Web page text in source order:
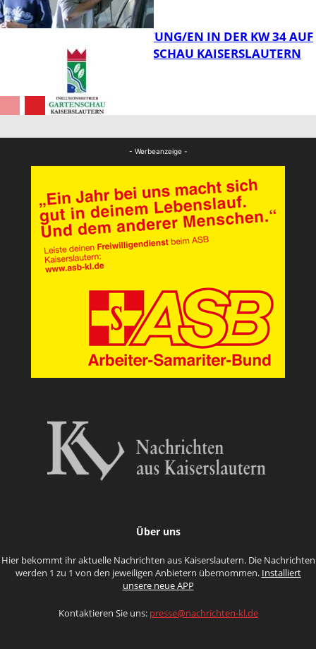
FB News
VERANSTALTUNG/EN IN DER KW 34 AUF
DER GARTENSCHAU KAISERSLAUTERN
- Werbeanzeige -
Über uns
Hier bekommt ihr aktuelle Nachrichten aus Kaiserslautern. Die Nachrichten
werden 1 zu 1 von den jeweiligen Anbietern übernommen. Installiert
unsere neue APP
Kontaktieren Sie uns: presse@nachrichten-kl.de